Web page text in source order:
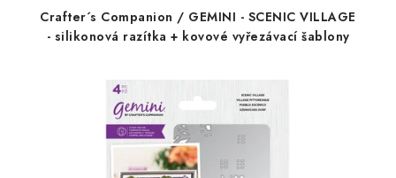
Crafter´s Companion / GEMINI - SCENIC VILLAGE
- silikonová razítka + kovové vyřezávací šablony